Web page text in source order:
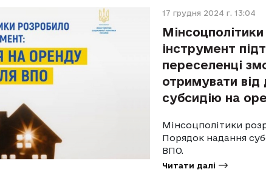
17 грудня 2024 г. 13:04
інструмент
переселенці
отримувати
субсидію на
Мінсоцполітики
Порядок надання
ВПО.
Читати далі